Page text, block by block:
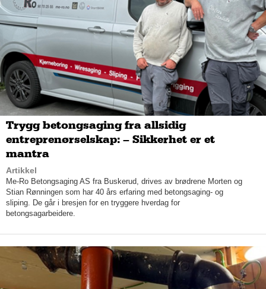
En familiebedrift
Det var Venemyr-familien som startet Jakt & Friluft for snaue
30 år siden, og Thomas kan fortelle at han er tredje
generasjon i familiebedriften.
De fleste produktene i Jakt & Friluftssortiment, er testet og
«godkjent» av Jakt & Friluftsmedarbeidere. Her står nemlig
produktkunnskapen i fokus.
– Alle som jobber her må ha interesse for faget, presiserer
Thomas, som forsikrer at kompetanse, skreddersøm og
service er det de scorer aller best på.
Trygg betongsaging fra allsidig
entreprenørselskap: – Sikkerhet er et
mantra
Artikkel
Me-Ro Betongsaging AS fra Buskerud, drives av brødrene Morten og
Stian Rønningen som har 40 års erfaring med betongsaging- og
sliping. De går i bresjen for en tryggere hverdag for
betongsagarbeidere.